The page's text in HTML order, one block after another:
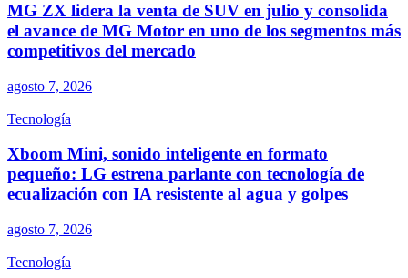
MG ZX lidera la venta de SUV en julio y consolida
el avance de MG Motor en uno de los segmentos más
competitivos del mercado
agosto 7, 2026
Tecnología
Xboom Mini, sonido inteligente en formato
pequeño: LG estrena parlante con tecnología de
ecualización con IA resistente al agua y golpes
agosto 7, 2026
Tecnología